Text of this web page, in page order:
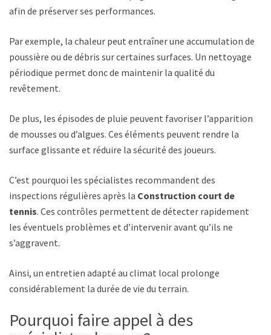
afin de préserver ses performances.
Par exemple, la chaleur peut entraîner une accumulation de
poussière ou de débris sur certaines surfaces. Un nettoyage
périodique permet donc de maintenir la qualité du
revêtement.
De plus, les épisodes de pluie peuvent favoriser l’apparition
de mousses ou d’algues. Ces éléments peuvent rendre la
surface glissante et réduire la sécurité des joueurs.
C’est pourquoi les spécialistes recommandent des
inspections régulières après la Construction court de
tennis. Ces contrôles permettent de détecter rapidement
les éventuels problèmes et d’intervenir avant qu’ils ne
s’aggravent.
Ainsi, un entretien adapté au climat local prolonge
considérablement la durée de vie du terrain.
Pourquoi faire appel à des